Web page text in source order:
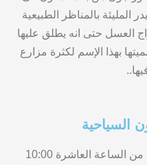
المليئة بالمناظر الطبيعية
العسل حتى انه يطلق عليها
بهذا الإسم لكثرة مزارع
السياحية
تبدأ جولات طرابزون السياحية من الساعة العاشرة 10:00